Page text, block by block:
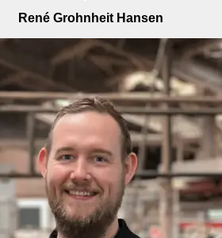
René Grohnheit Hansen